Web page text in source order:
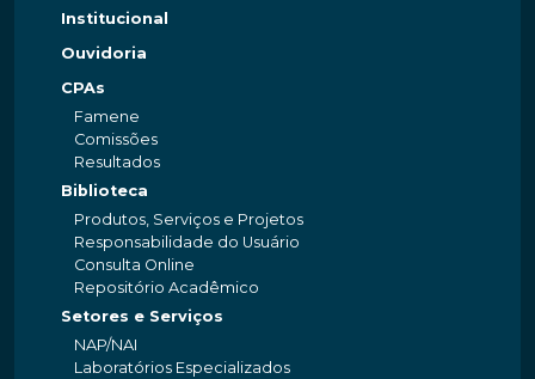
Institucional
Ouvidoria
CPAs
Famene
Comissões
Resultados
Biblioteca
Produtos, Serviços e Projetos
Responsabilidade do Usuário
Consulta Online
Repositório Acadêmico
Setores e Serviços
NAP/NAI
Laboratórios Especializados